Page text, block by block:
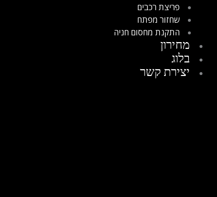
פריצת רכבים
שחזור מפתח
התקנת מחסום חניה
מחירון
בלוג
יצירת קשר